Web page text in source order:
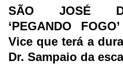
SÃO JOSÉ
‘PEGANDO
Vice que terá a
Dr. Sampaio da